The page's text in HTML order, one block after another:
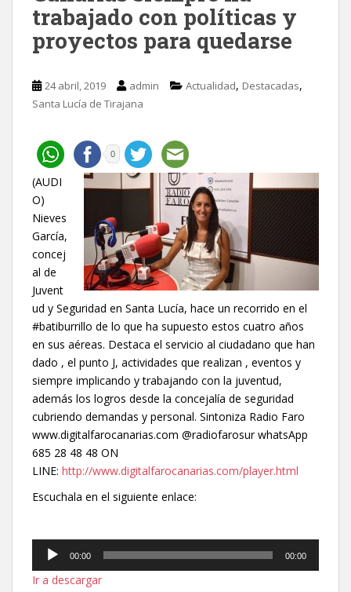
trabajado con políticas y
proyectos para quedarse
24 abril, 2019 admin Actualidad, Destacadas,
Santa Lucía de Tirajana
0
(AUDI
O)
Nieves
García,
concej
al de
Juvent
ud y Seguridad en Santa Lucía, hace un recorrido en el
#batiburrillo de lo que ha supuesto estos cuatro años
en sus aéreas. Destaca el servicio al ciudadano que han
dado , el punto J, actividades que realizan , eventos y
siempre implicando y trabajando con la juventud,
además los logros desde la concejalía de seguridad
cubriendo demandas y personal. Sintoniza Radio Faro
www.digitalfarocanarias.com @radiofarosur whatsApp
685 28 48 48 ON
LINE: http://www.digitalfarocanarias.com/player.html
Escuchala en el siguiente enlace:
Reproductor
audio
00:00 00:00
Ir a descargar